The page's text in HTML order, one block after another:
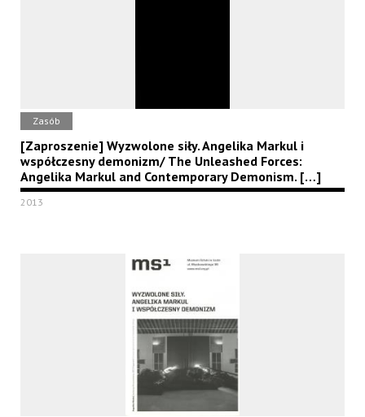
Zasób
[Zaproszenie] Wyzwolone siły. Angelika Markul i
współczesny demonizm/ The Unleashed Forces:
Angelika Markul and Contemporary Demonism. […]
2013